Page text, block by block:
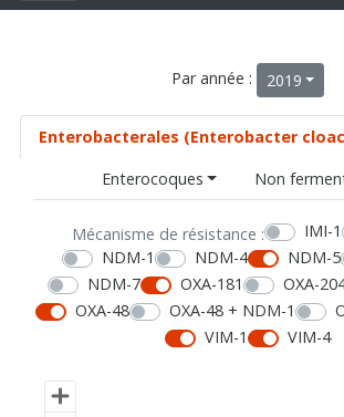
Par année : 2019
Enterobacterales (Enterobacter
Enterocoques
Non
Mécanisme de résistance : IMI-1
NDM-1
NDM-4 NDM-5
NDM-7
OXA-181 OXA-
OXA-48
OXA-48 + NDM-1
VIM-1
VIM-4